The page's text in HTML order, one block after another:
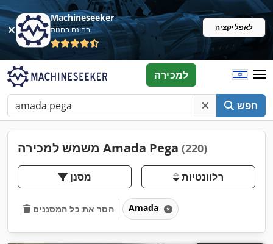
Machineseeker
בחינם בחנות לאפליקציה
חפש
למכירה
משמש למכירה Amada Pega (220)
מסנן רלוונטיות
הסר את כל המסננים Amada